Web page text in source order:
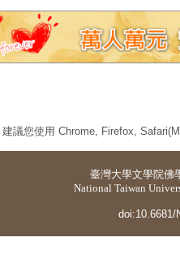
建議您使用 Chrome, Firefox,
臺灣大學文學院佛
National Taiwan
doi:10.6681/